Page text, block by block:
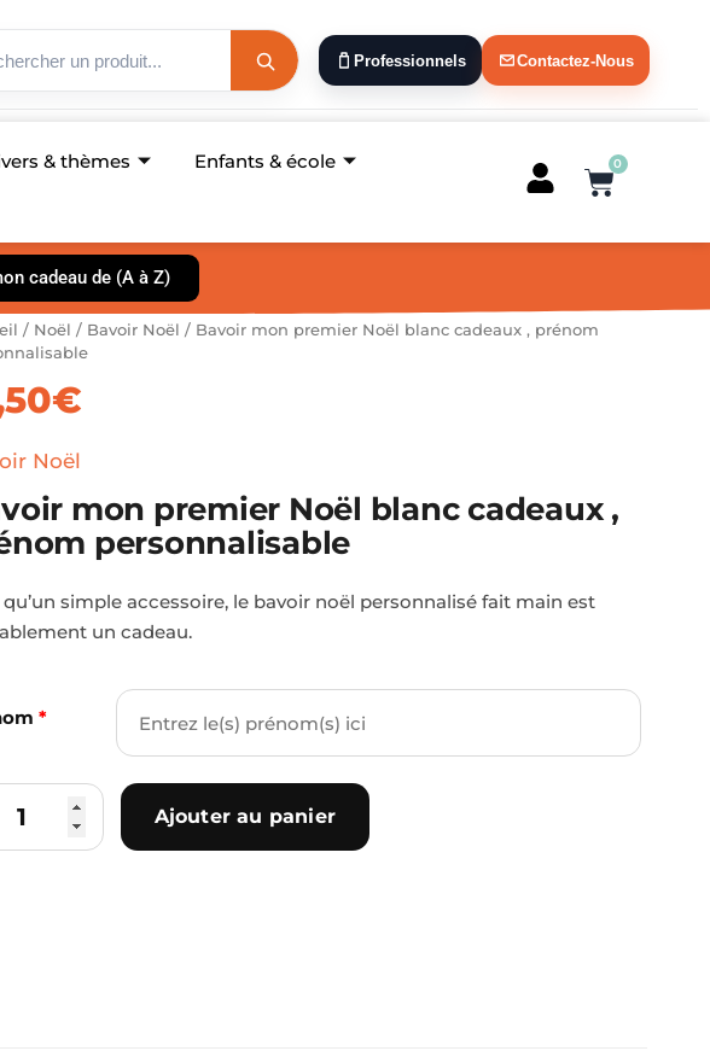
Professionnels Contactez-Nous
& thèmes
Enfants & école
0
Panier
cadeau de (A à Z)
/ Noël / Bavoir Noël / Bavoir mon premier Noël blanc cadeaux , prénom
€
Noël
mon premier Noël blanc cadeaux ,
personnalisable
qu’un simple accessoire, le bavoir noël personnalisé fait main est
un cadeau.
*
quantité
de
mon
Noël
cadeaux
,
prénom
Ajouter au panier